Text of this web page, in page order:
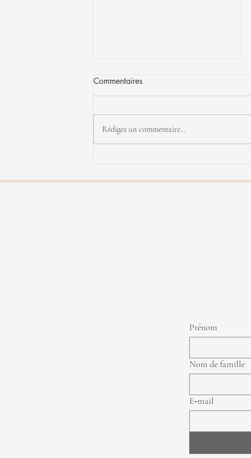
Yannick Rieu en concert
Commentaires
Rédigez un commentaire...
Prénom
Nom de famille
E‑mail